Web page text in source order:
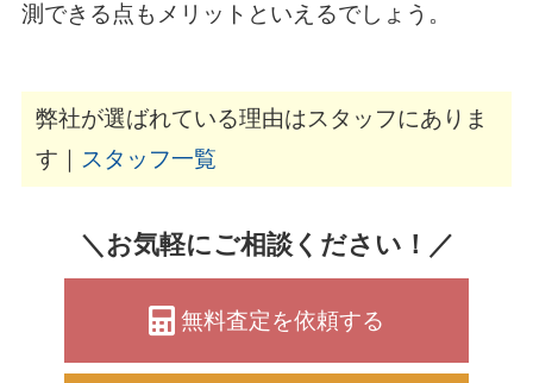
測できる点もメリットといえるでしょう。
弊社が選ばれている理由はスタッフにありま
す｜
スタッフ一覧
＼お気軽にご相談ください！／
無料査定を依頼する